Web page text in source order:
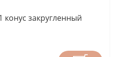
конус закругленный